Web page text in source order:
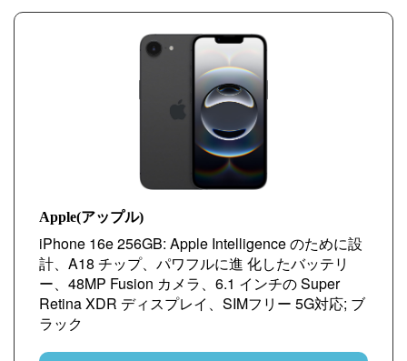
Apple(アップル)
iPhone 16e 256GB: Apple Intelligence のために設
計、A18 チップ、パワフルに進 化したバッテリ
ー、48MP Fusion カメラ、6.1 インチの Super
Retina XDR ディスプレイ、SIMフリー 5G対応; ブ
ラック